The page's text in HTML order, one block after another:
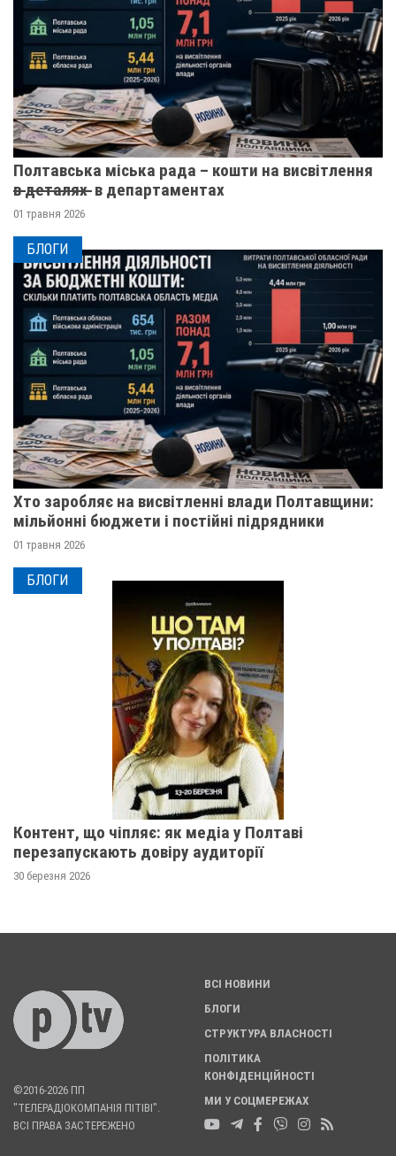
Полтавська міська рада – кошти на висвітлення
в̶ ̶д̶е̶т̶а̶л̶я̶х̶ ̶ в департаментах
01 травня 2026
БЛОГИ
Хто заробляє на висвітленні влади Полтавщини:
мільйонні бюджети і постійні підрядники
01 травня 2026
БЛОГИ
Контент, що чіпляє: як медіа у Полтаві
перезапускають довіру аудиторії
30 березня 2026
©2016-2026 ПП
"ТЕЛЕРАДІОКОМПАНІЯ ПІТІВІ".
ВСІ ПРАВА ЗАСТЕРЕЖЕНО
ВСІ НОВИНИ
БЛОГИ
СТРУКТУРА ВЛАСНОСТІ
ПОЛІТИКА
КОНФІДЕНЦІЙНОСТІ
МИ У СОЦМЕРЕЖАХ